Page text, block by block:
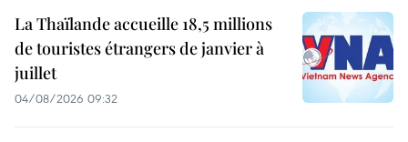
La Thaïlande accueille 18,5 millions
de touristes étrangers de janvier à
juillet
04/08/2026 09:32